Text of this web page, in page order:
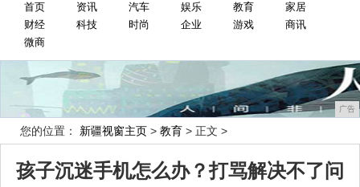
首页 资讯 汽车 娱乐 教育
家居
财经
科技 时尚 企业 游戏
商讯
微商
广告
您的位置： 新疆视窗主页 > 教育 > 正文 >
孩子沉迷手机怎么办？打骂解决不了问